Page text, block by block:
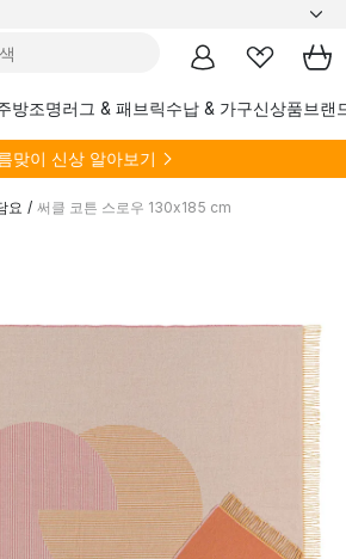
방조명러그 & 패브릭수납 & 가구신상품브랜
맞이 신상 알아보기
요 / 써클 코튼 스로우 130x185 cm